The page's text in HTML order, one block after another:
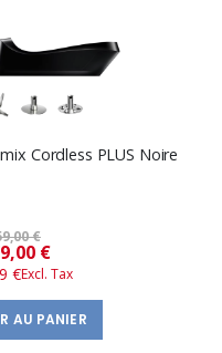
Cordless PLUS Noire
€
Prix
spécial
€
€
AU PANIER